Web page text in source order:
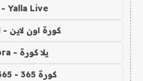
Yalla Live - يلا لايف
كورة اون لاين - koora onl
يلا كورة - yallakora
كورة 365 - kooora 365